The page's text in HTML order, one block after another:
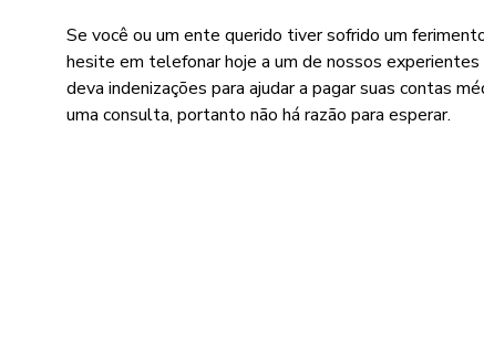
Se você ou um ente querido tiver sofrido um
hesite em telefonar hoje a um de nossos
deva indenizações para ajudar a pagar suas contas
uma consulta, portanto não há razão para esperar.